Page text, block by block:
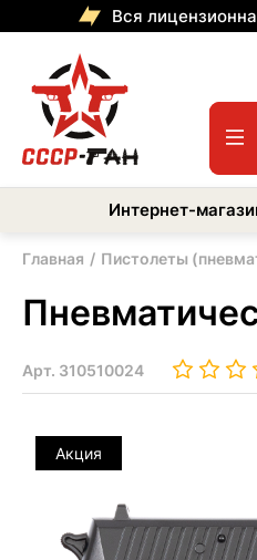
Вся
Интернет-
Главная Пистолеты
Арт. 310510024
Акция